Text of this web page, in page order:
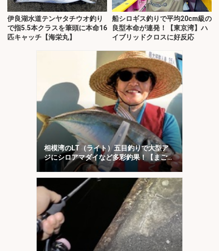
伊良湖水道テンヤタチウオ釣り
で指5.5本クラスを筆頭に本命16
匹キャッチ【海栄丸】
船シロギス釣りで平均20cm級の
良型本命が連発！【東京湾】ハ
イブリッドクロスに好反応
相模湾のLT（ライト）五目釣りで大型ア
ジにシロアマダイなど多彩釣果！【まごう
の丸】